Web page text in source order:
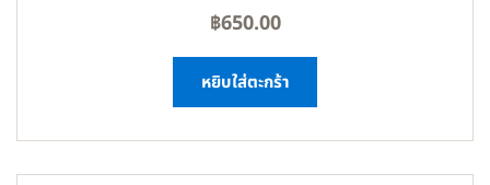
฿650.00
หยิบใส่ตะกร้า